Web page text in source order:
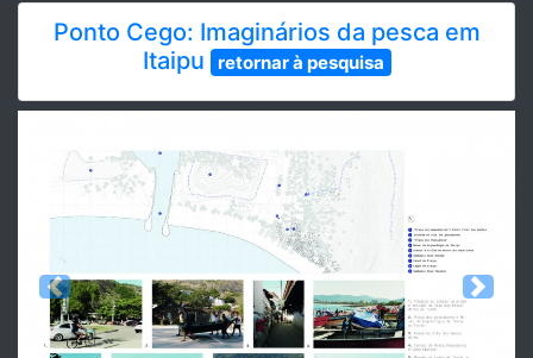
Ponto Cego: Imaginários da pesca em
Itaipu
retornar à pesquisa
Previous Next